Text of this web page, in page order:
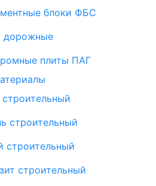
блоки ФБС
дорожные
плиты ПАГ
строительный
строительный
строительный